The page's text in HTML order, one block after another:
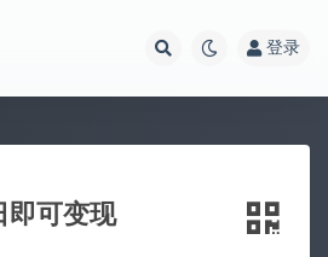
登录
即可变现